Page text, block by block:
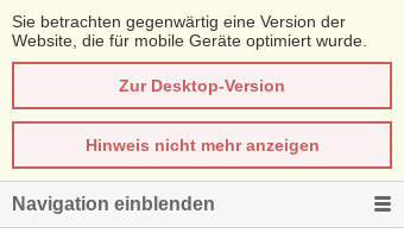
Sie betrachten gegenwärtig eine Version der
Website, die für mobile Geräte optimiert wurde.
Zur Desktop-Version
Hinweis nicht mehr anzeigen
Navigation einblenden